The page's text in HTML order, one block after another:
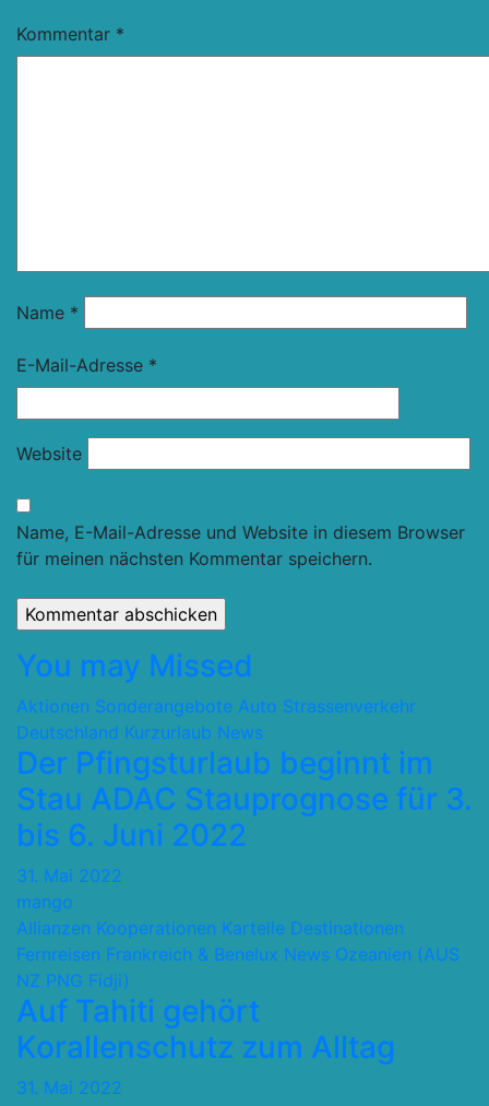
Kommentar *
Name *
E-Mail-Adresse *
Website
Name, E-Mail-Adresse und Website in diesem Browser
für meinen nächsten Kommentar speichern.
You may Missed
Aktionen Sonderangebote Auto Strassenverkehr
Deutschland Kurzurlaub News
Der Pfingsturlaub beginnt im
Stau ADAC Stauprognose für 3.
bis 6. Juni 2022
31. Mai 2022
mango
Allianzen Kooperationen Kartelle Destinationen
Fernreisen Frankreich & Benelux News Ozeanien (AUS
NZ PNG Fidji)
Auf Tahiti gehört
Korallenschutz zum Alltag
31. Mai 2022